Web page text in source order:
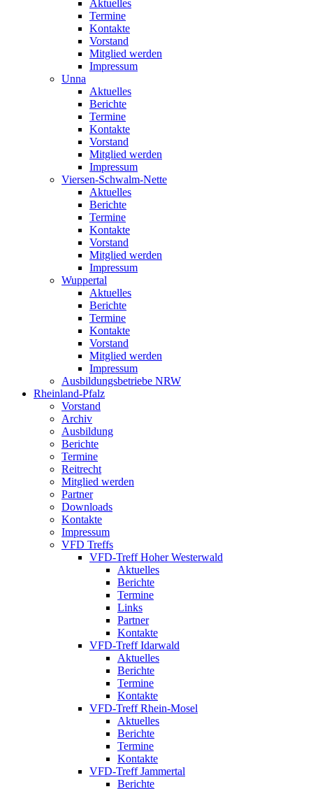
Aktuelles
Termine
Kontakte
Vorstand
Mitglied werden
Impressum
Unna
Aktuelles
Berichte
Termine
Kontakte
Vorstand
Mitglied werden
Impressum
Viersen-Schwalm-Nette
Aktuelles
Berichte
Termine
Kontakte
Vorstand
Mitglied werden
Impressum
Wuppertal
Aktuelles
Berichte
Termine
Kontakte
Vorstand
Mitglied werden
Impressum
Ausbildungsbetriebe NRW
Rheinland-Pfalz
Vorstand
Archiv
Ausbildung
Berichte
Termine
Reitrecht
Mitglied werden
Partner
Downloads
Kontakte
Impressum
VFD Treffs
VFD-Treff Hoher Westerwald
Aktuelles
Berichte
Termine
Links
Partner
Kontakte
VFD-Treff Idarwald
Aktuelles
Berichte
Termine
Kontakte
VFD-Treff Rhein-Mosel
Aktuelles
Berichte
Termine
Kontakte
VFD-Treff Jammertal
Berichte